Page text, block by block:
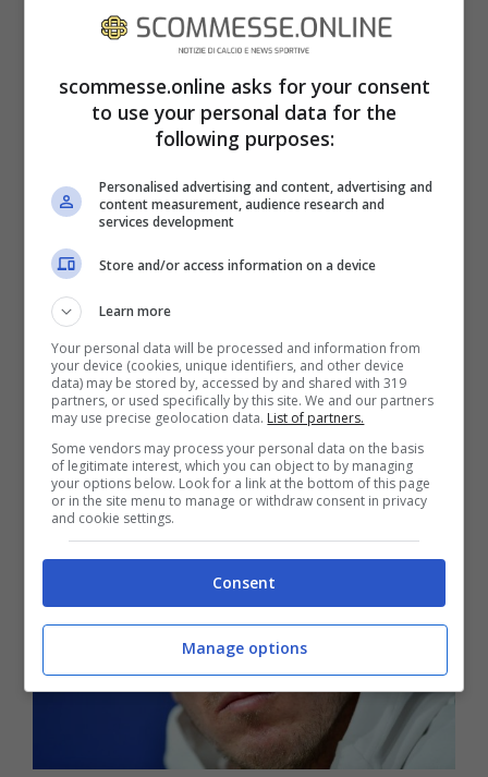
dentro Tuchel“. Come tutti oggi sappiamo,
i bavaresi stavano andando benissimo in
campionato ed in Europa ed una cosa del
genere sarebbe stata al quanto strana.
scommesse.online asks for your consent
to use your personal data for the
following purposes:
Personalised advertising and content, advertising and
content measurement, audience research and
services development
Store and/or access information on a device
Learn more
Your personal data will be processed and information from
your device (cookies, unique identifiers, and other device
data) may be stored by, accessed by and shared with 319
partners, or used specifically by this site. We and our partners
may use precise geolocation data. List of partners.
Some vendors may process your personal data on the basis
of legitimate interest, which you can object to by managing
your options below. Look for a link at the bottom of this page
or in the site menu to manage or withdraw consent in privacy
and cookie settings.
Consent
Manage options